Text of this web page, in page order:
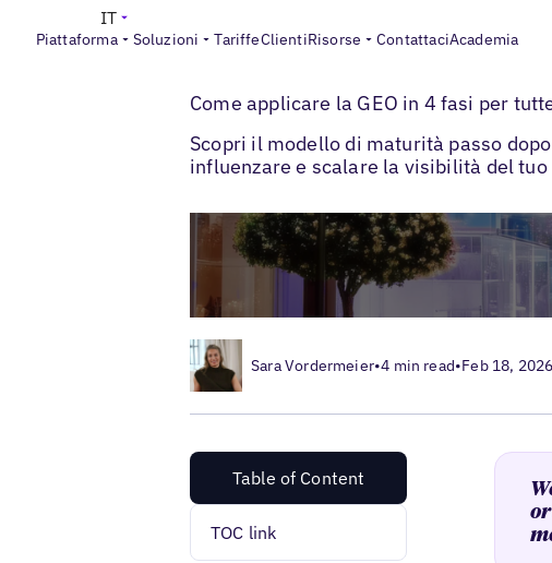
Piattaforma Soluzioni TariffeClientiRisorse ContattaciAcademia
IT
Blogs> IA nel marketing locale>
Come applicare la GEO in 4 fasi per
Scopri il modello di maturità passo
influenzare e scalare la visibilità del
Sara Vordermeier•4 min read•Feb 18, 2026
Table of Content
TOC link